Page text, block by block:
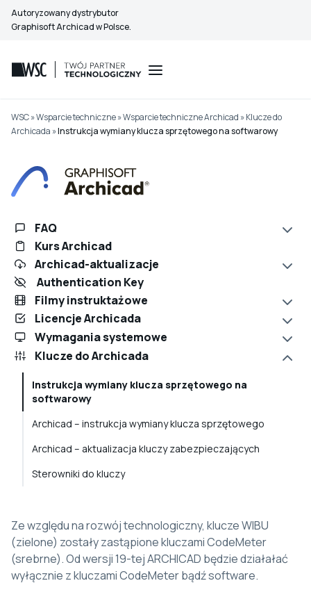
Przejdź
do
Autoryzowany dystrybutor
Graphisoft Archicad w Polsce.
WSC»Wsparcie techniczne»Wsparcie techniczne Archicad »Klucze do
Archicada »Instrukcja wymiany klucza sprzętowego na softwarowy
Ze względu na rozwój technologiczny, klucze WIBU
(zielone) zostały zastąpione kluczami CodeMeter
(srebrne). Od wersji 19-tej ARCHICAD będzie działałać
wyłącznie z kluczami CodeMeter bądź software.
FAQ
Kurs Archicad
Archicad-aktualizacje
Authentication Key
Filmy instruktażowe
Licencje Archicada
Wymagania systemowe
Klucze do Archicada
Instrukcja wymiany klucza sprzętowego na
softwarowy
Archicad – instrukcja wymiany klucza sprzętowego
Archicad – aktualizacja kluczy zabezpieczających
Sterowniki do kluczy